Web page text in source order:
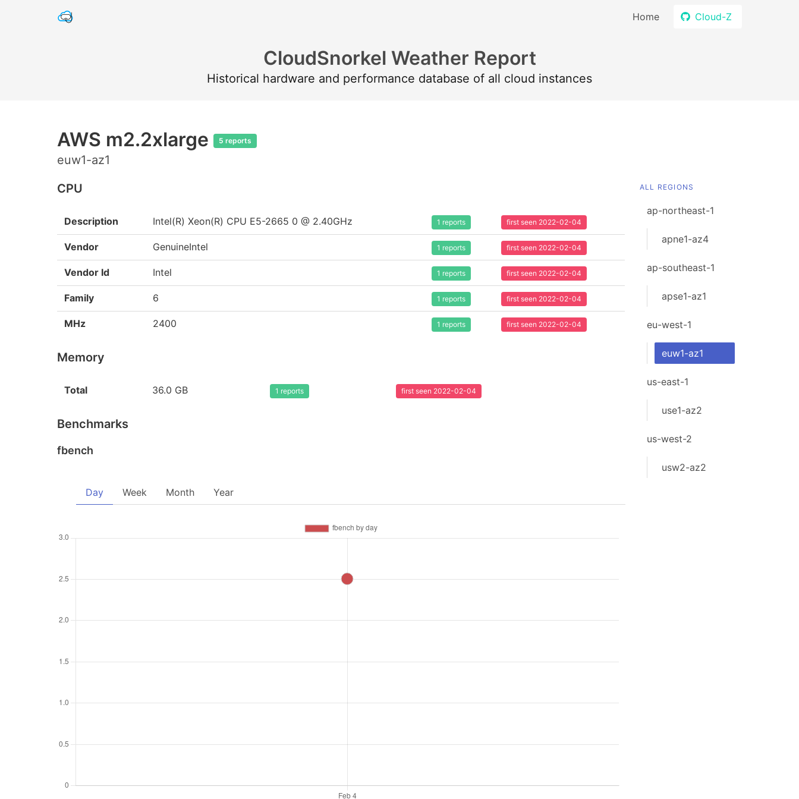
Home Cloud-Z
CloudSnorkel Weather Report
Historical hardware and performance database of all cloud instances
AWS m2.2xlarge 5 reports
euw1-az1
CPU
Description Intel(R) Xeon(R) CPU E5-2665 0 @ 2.40GHz 1 reports first seen 2022-02-04
Vendor GenuineIntel 1 reports first seen 2022-02-04
Vendor Id Intel 1 reports first seen 2022-02-04
Family 6 1 reports first seen 2022-02-04
MHz 2400 1 reports first seen 2022-02-04
Memory
Total 36.0 GB 1 reports first seen 2022-02-04
Benchmarks
fbench
Day Week Month Year
ALL REGIONS
ap-northeast-1
apne1-az4
ap-southeast-1
apse1-az1
eu-west-1
euw1-az1
us-east-1
use1-az2
us-west-2
usw2-az2